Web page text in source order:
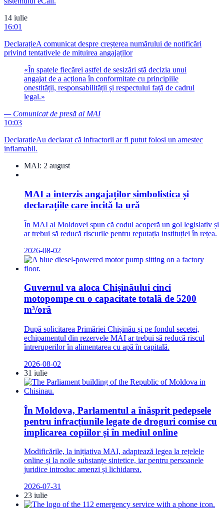
14 iulie
16:01
DeclarațieA comunicat despre creșterea numărului de notificări
privind tentativele de mituirea angajaților
«În spatele fiecărei astfel de sesizări stă decizia unui
angajat de a acționa în conformitate cu principiile
onestității, responsabilității și respectului față de cadrul
legal.»
— Comunicat de presă al MAI
10:03
DeclarațieAu declarat că infractorii ar fi putut folosi un amestec
inflamabil.
MAI: 2 august
MAI a interzis angajaților simbolistica și
declarațiile care incită la ură
În MAI al Moldovei spun că codul acoperă un gol legislativ și
ar trebui să reducă riscurile pentru reputația instituției în rețea.
2026-08-02
Guvernul va aloca Chișinăului cinci
motopompe cu o capacitate totală de 5200
m³/oră
După solicitarea Primăriei Chișinău și pe fondul secetei,
echipamentul din rezervele MAI ar trebui să reducă riscul
întreruperilor în alimentarea cu apă în capitală.
2026-08-02
31 iulie
În Moldova, Parlamentul a înăsprit pedepsele
pentru infracțiunile legate de droguri comise cu
implicarea copiilor și în mediul online
Modificările, la inițiativa MAI, adaptează legea la rețelele
online și la noile substanțe sintetice, iar pentru persoanele
juridice introduc amenzi și lichidarea.
2026-07-31
23 iulie